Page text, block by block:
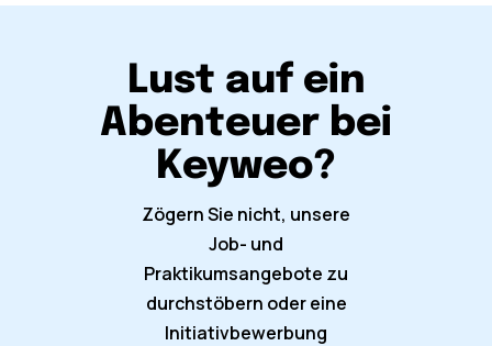
Lust auf ein
Abenteuer bei
Keyweo?
Zögern Sie nicht, unsere
Job- und
Praktikumsangebote zu
durchstöbern oder eine
Initiativbewerbung